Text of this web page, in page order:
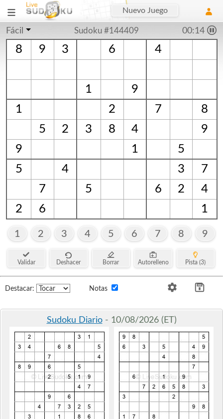
Nuevo Juego
Fácil Sudoku #144409 00:14
8 9 3 6 4
1
9
1
2 7
8
5
2 3 8 4
9
9
1
5
5
4 3
7
7
5 6 2
4
2
6 1
1 2 3 4 5 6 7 8 9
Validar Deshacer Borrar Autorelleno Pista (3)
Destacar: Notas
Sudoku Diario- 10/08/2026 (ET)